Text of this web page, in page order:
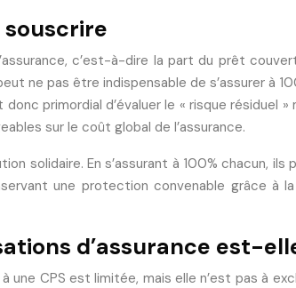
c’est-à-dire la part du prêt
ne pas être indispensable de s’assurer à
primordial d’évaluer le « risque résiduel
sur le coût global de l’assurance.
solidaire. En s’assurant à 100% chacun,
une protection convenable grâce à
d’assurance est-
CPS est limitée, mais elle n’est pas à